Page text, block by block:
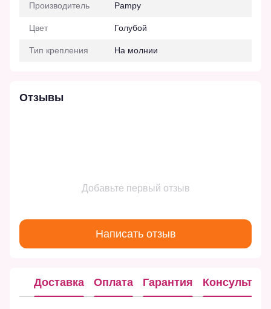
Производитель Pampy
Цвет Голубой
Тип крепления На молнии
Отзывы
Добавьте первый отзыв
Написать отзыв
Доставка Оплата Гарантия